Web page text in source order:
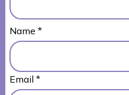
Name *
Email *